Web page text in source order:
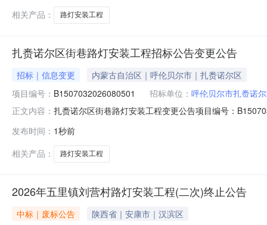
相关产品：
路灯安装工程
扎赉诺尔区街巷路灯安装工程招标公告变更公告
招标｜信息变更
内蒙古自治区｜呼伦贝尔市｜扎赉诺尔区
项目编号： B1507032026080501 招标单位： 呼伦贝尔市扎赉诺
正文内容： 扎赉诺尔区街巷路灯安装工程变更公告项目编号：
准。请各投标人重新下载招标文件并密切关注本项目公
址：呼伦
发布时间： 1秒前
相关产品：
路灯安装工程
2026年五里镇刘营村路灯安装工程(二次)终止公告
中标｜废标公告
陕西省｜安康市｜汉滨区